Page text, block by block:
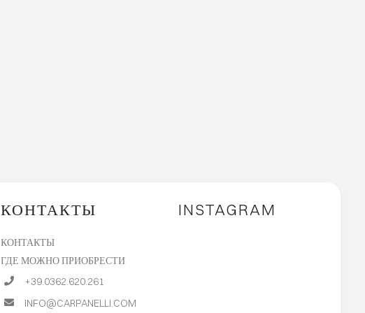
КОНТАКТЫ INSTAGRAM
КОНТАКТЫ
ГДЕ МОЖНО ПРИОБРЕСТИ
+39.0362.620.261
INFO@CARPANELLI.COM